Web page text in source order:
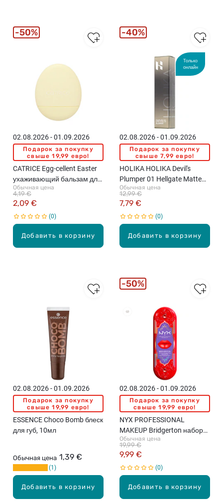
Добавить в корзину
02.08.2026 - 01.09.2026
Подарок за покупку
свыше 19,99 евро!
CATRICE Egg-cellent Easter
ухаживающий бальзам для
губ, C03 Honeymelon Sugar
Pop, 5г
Обычная цена
2,09 €
4,19 €
0
50%
Только
онлайн
Добавить в корзину
02.08.2026 - 01.09.2026
Подарок за покупку
свыше 7,99 евро!
HOLIKA HOLIKA Devil's
Plumper 01 Hellgate Matte
Primer бальзам для губ, 4г
Обычная цена
7,79 €
12,99 €
0
40%
Добавить в корзину
02.08.2026 - 01.09.2026
Подарок за покупку
свыше 19,99 евро!
ESSENCE Choco Bomb блеск
для губ, 10мл
Обычная цена 1,39 €
1
Добавить в корзину
02.08.2026 - 01.09.2026
Подарок за покупку
свыше 19,99 евро!
NYX PROFESSIONAL
MAKEUP Bridgerton набор
для губ, 04 Rogue Romance,
Flirt Alert
Обычная цена
9,99 €
19,99 €
0
50%